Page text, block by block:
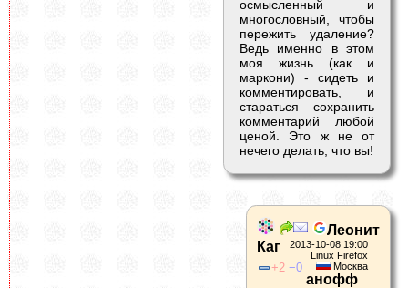
осмысленный и
многословный, чтобы
пережить удаление?
Ведь именно в этом
моя жизнь (как и
маркони) - сидеть и
комментировать, и
стараться сохранить
комментарий любой
ценой. Это ж не от
нечего делать, что вы!
2013-10-08 19:00
Linux Firefox
Москва
2 0
Леонит
Каг
анофф